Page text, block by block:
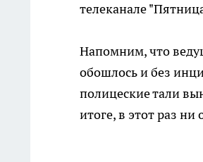
телеканале
Напомним, что
обошлось и без
полицеские тали
итоге, в этот раз